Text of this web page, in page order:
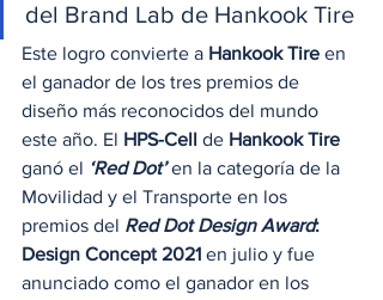
del Brand Lab de Hankook Tire
Este logro convierte a Hankook Tire en
el ganador de los tres premios de
diseño más reconocidos del mundo
este año. El HPS-Cell de Hankook Tire
ganó el ‘Red Dot’ en la categoría de la
Movilidad y el Transporte en los
premios del Red Dot Design Award:
Design Concept 2021 en julio y fue
anunciado como el ganador en los